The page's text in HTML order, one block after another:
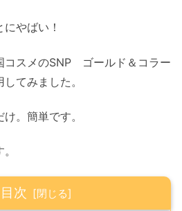
やばい！
コスメのSNP ゴールド＆コラー
てみました。
。簡単です。
目次